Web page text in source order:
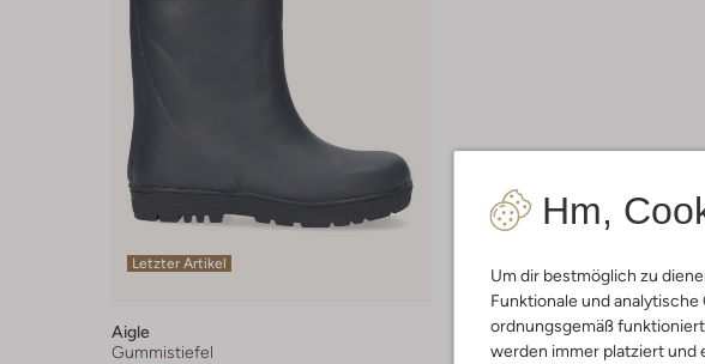
Hm,
Um dir bestmöglich zu
Funktionale und
ordnungsgemäß
werden immer platziert und
Letzter Artikel
Aigle
Gummistiefel